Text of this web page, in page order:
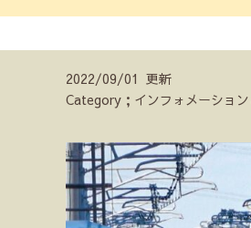
2022/09/01 更新
Category；インフォメーショ